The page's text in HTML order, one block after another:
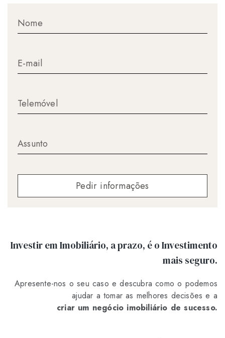
Pedir informações
Investir em Imobiliário, a prazo, é o Investimento
mais seguro.
Apresente-nos o seu caso e descubra como o podemos
ajudar a tomar as melhores decisões e a
criar um negócio imobiliário de sucesso.